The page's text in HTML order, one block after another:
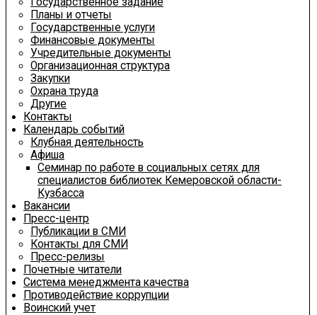
Планы и отчеты
Государственные услуги
Финансовые документы
Учредительные документы
Организационная структура
Закупки
Охрана труда
Другие
Контакты
Календарь событий
Клубная деятельность
Афиша
Семинар по работе в социальных сетях для
специалистов библиотек Кемеровской области-
Кузбасса
Вакансии
Пресс-центр
Публикации в СМИ
Контакты для СМИ
Пресс-релизы
Почетные читатели
Система менеджмента качества
Противодействие коррупции
Воинский учет